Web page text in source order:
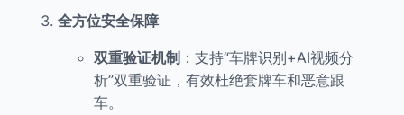
全方位安全保障
双重验证机制 ：支持“车牌识别+AI视频分
析”双重验证，有效杜绝套牌车和恶意跟
车。